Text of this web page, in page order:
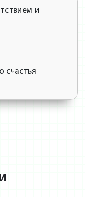
и
счастья